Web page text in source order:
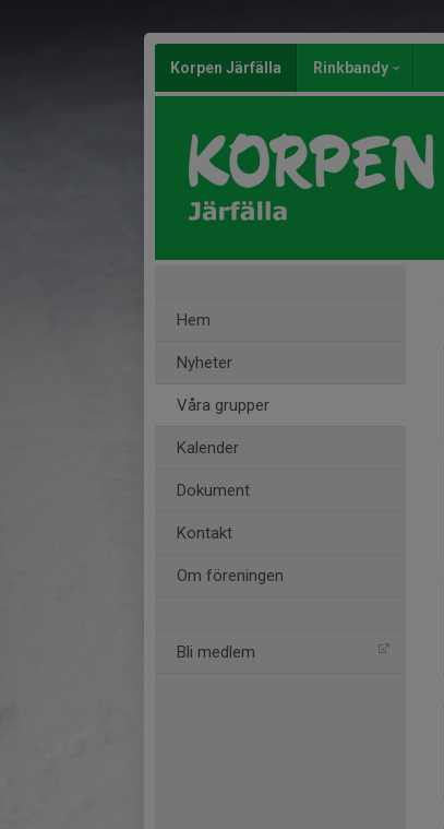
Korpen Järfälla Rinkbandy
Hem
Nyheter
Våra grupper
Kalender
Dokument
Kontakt
Om föreningen
Bli medlem